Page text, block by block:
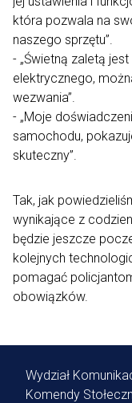
która pozwala na
naszego sprzętu”.
- „Świetną zaletą
elektrycznego,
wezwania”.
- „Moje
samochodu,
skuteczny”.
Tak, jak
wynikające z
będzie jeszcze
kolejnych
pomagać
obowiązków.
Wydział
Komendy